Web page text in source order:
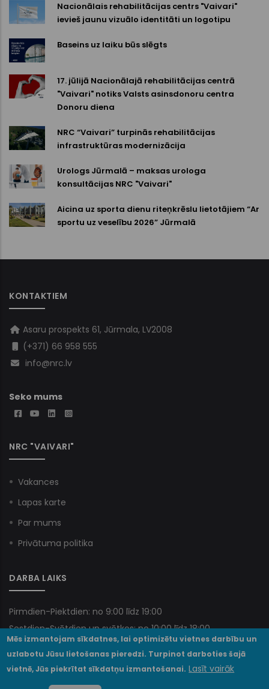
Nacionālais rehabilitācijas centrs "Vaivari"
ievieš jaunu vizuālo identitāti un logotipu
Baseins uz laiku būs slēgts
17. jūlijā Nacionālajā rehabilitācijas centrā
"Vaivari" notiks Valsts asinsdonoru centra
Donoru diena
NRC “Vaivari” turpinās rehabilitācijas
infrastruktūras modernizācija
Urologs Jūrmalā – maksas urologa
konsultācijas NRC "Vaivari"
Aicina uz sporta dienu riteņkrēslu lietotājiem “Ar
sportu uz veselību 2026” Jūrmalā
KONTAKTIEM
Asaru prospekts 61, Jūrmala, LV2008
(+371) 66 958 555
info@nrc.lv
Seko mums
NRC "VAIVARI"
Vakances
Lapas karte
Par mums
Privātuma politika
DARBA LAIKS
Pirmdien-Piektdien: no 9:00 līdz 19:00
Sestdien-Svētdien un svētkos: no 10:00 līdz 18:00
Mēs izmantojam sīkdatnes, lai optimizētu vietnes darbību un
uzlabotu Jūsu lietošanas pieredzi. Turpinot darboties šajā
vietnē, Jūs piekrītat sīkdatņu izmantošanai. Lasīt vairāk